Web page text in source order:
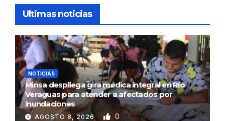
Ultimas noticias
NOTICIAS
Minsa despliega gira médica integral en Río
Veraguas para atender a afectados por
inundaciones
AGOSTO 8, 2026 0